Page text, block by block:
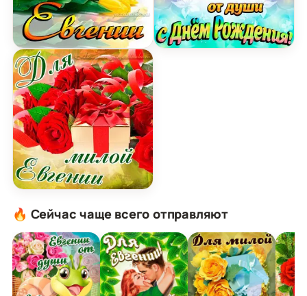
Картинка милой Евгении с днем Рождения с
Картинка для милой Евгении с подарком и
Открытка Евгении от
🔥 Сейчас чаще всего отправляют